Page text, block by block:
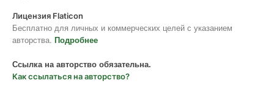
Лицензия Flaticon
Бесплатно для личных и коммерческих целей с указанием
авторства. Подробнее
Ссылка на авторство обязательна.
Как ссылаться на авторство?